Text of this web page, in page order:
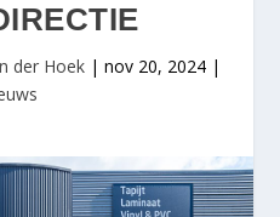
der Hoek| nov 20, 2024|